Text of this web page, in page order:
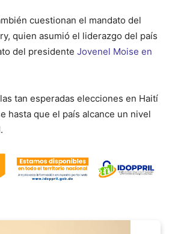
cuestionan el mandato del
quien asumió el liderazgo del país
del presidente Jovenel Moise en
tan esperadas elecciones en Haití
hasta que el país alcance un nivel